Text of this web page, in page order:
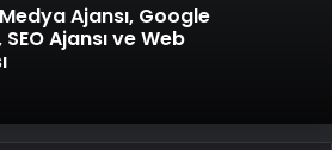
Ajansı ve Web